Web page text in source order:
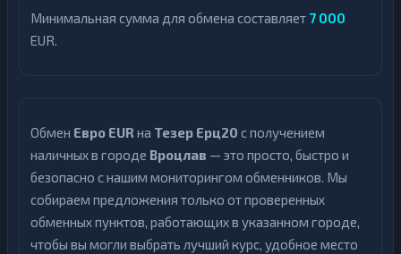
Минимальная сумма для обмена составляет 7 000
EUR.
Обмен Евро EUR на Тезер Ерц20 с получением
наличных в городе Вроцлав — это просто, быстро и
безопасно с нашим мониторингом обменников. Мы
собираем предложения только от проверенных
обменных пунктов, работающих в указанном городе,
чтобы вы могли выбрать лучший курс, удобное место